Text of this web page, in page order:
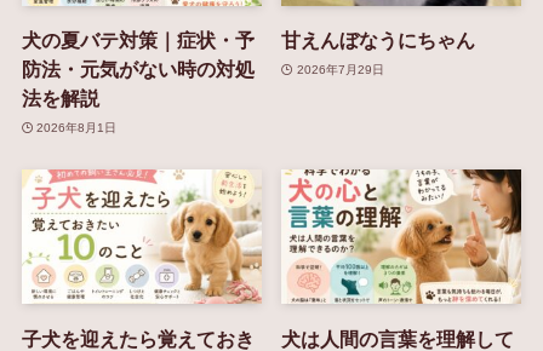
犬の夏バテ対策｜症状・予
防法・元気がない時の対処
法を解説
2026年8月1日
甘えんぼなうにちゃん
2026年7月29日
子犬を迎えたら覚えておき
犬は人間の言葉を理解して